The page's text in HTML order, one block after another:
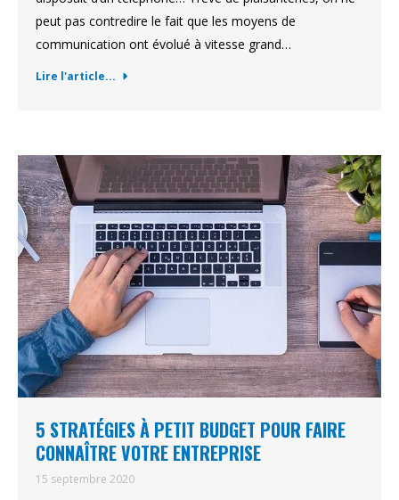
peut pas contredire le fait que les moyens de
communication ont évolué à vitesse grand…
Lire l'article...
5 STRATÉGIES À PETIT BUDGET POUR FAIRE
CONNAÎTRE VOTRE ENTREPRISE
15 septembre 2020